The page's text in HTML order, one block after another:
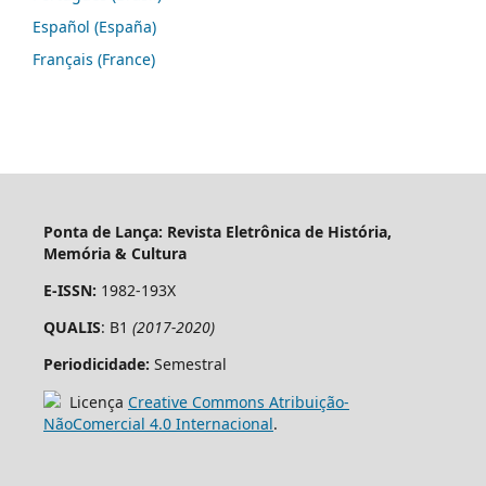
Español (España)
Français (France)
Ponta de Lança: Revista Eletrônica de História,
Memória & Cultura
E-ISSN: 1982-193X
QUALIS: B1 (2017-2020)
Periodicidade: Semestral
Licença Creative Commons Atribuição-
NãoComercial 4.0 Internacional.